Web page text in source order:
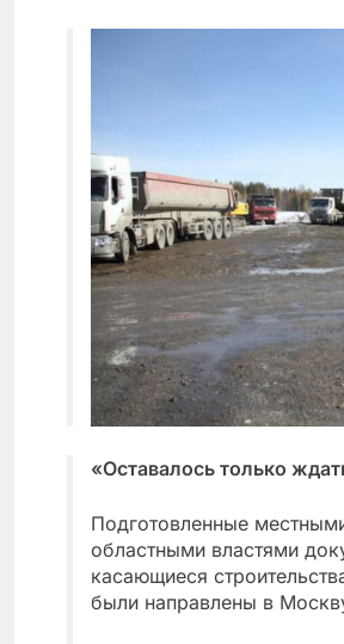
«Оставалось только
Подготовленные
областными властями
касающиеся
были направлены в